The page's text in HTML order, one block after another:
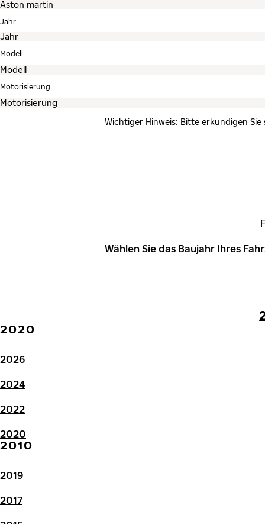
Jahr
Modell
Motorisierung
Wichtiger Hinweis: Bitte erkundigen
Wählen Sie das Baujahr Ihres
2020
2026
2024
2022
2020
2010
2019
2017